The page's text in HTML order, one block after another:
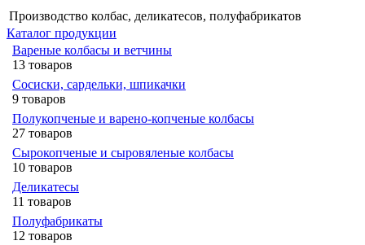
Производство колбас, деликатесов, полуфабрикатов
Каталог продукции
Вареные колбасы и ветчины
13 товаров
Сосиски, сардельки, шпикачки
9 товаров
Полукопченые и варено-копченые колбасы
27 товаров
Сырокопченые и сыровяленые колбасы
10 товаров
Деликатесы
11 товаров
Полуфабрикаты
12 товаров